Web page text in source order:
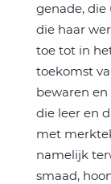
genade, die
die haar
toe tot in
toekomst
bewaren
die leer en
met
namelijk
smaad,